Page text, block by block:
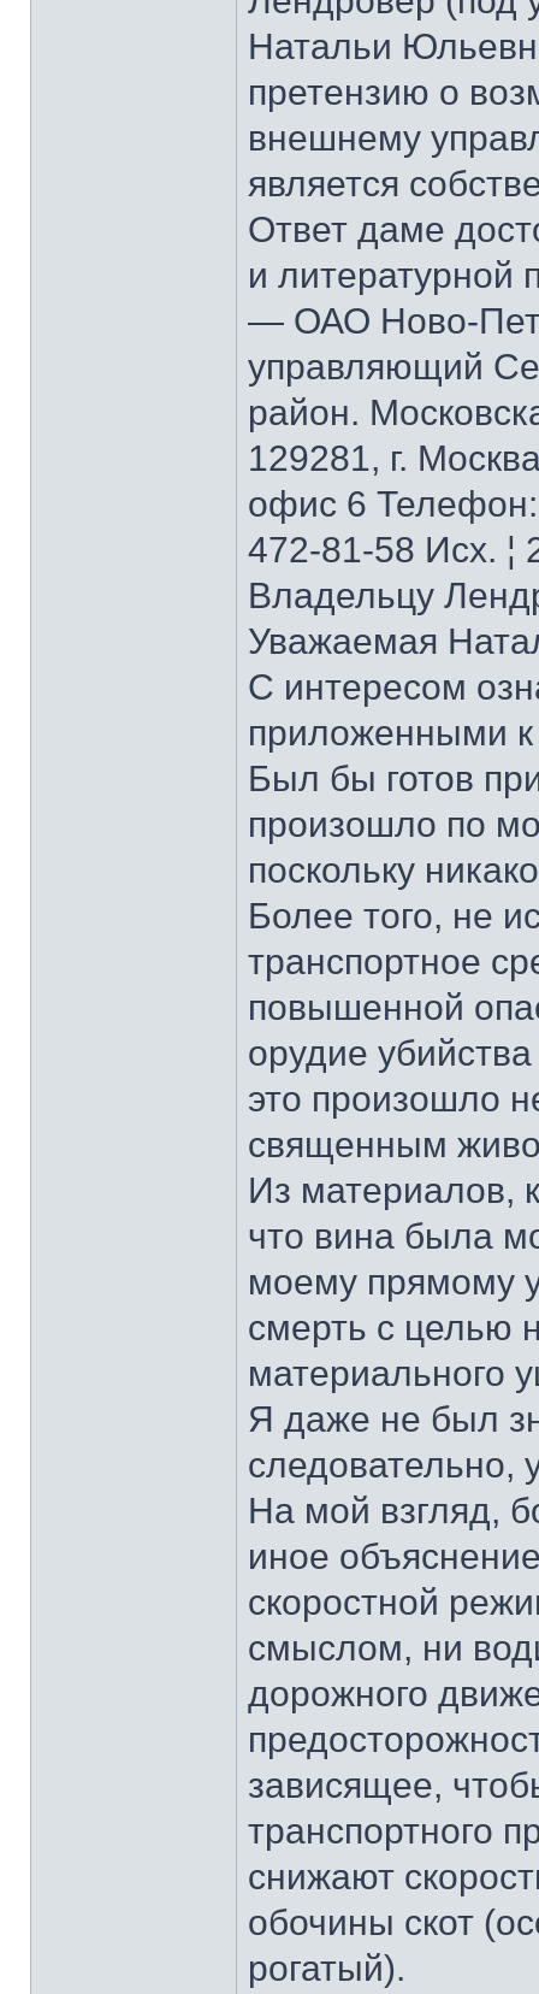
Натальи
претензию о
внешнему
является
Ответ даме
и литературной
— ОАО Ново-
управляющий
район.
129281, г.
офис 6
472-81-58 Исх. ¦
Владельцу
Уважаемая
С интересом
приложенными
Был бы готов
произошло по
поскольку
Более того, не
транспортное
повышенной
орудие
это произошло
священным
Из материалов,
что вина была
моему прямому
смерть с целью
материального
Я даже не был
следовательно,
На мой взгляд,
иное
скоростной
смыслом, ни
дорожного
зависящее,
транспортного
снижают
обочины скот
рогатый).